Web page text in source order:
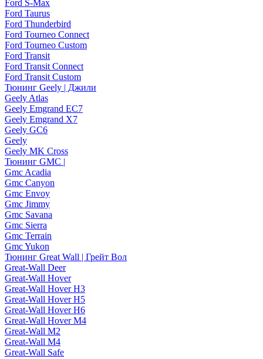
Ford S-Max
Ford Taurus
Ford Thunderbird
Ford Tourneo Connect
Ford Tourneo Custom
Ford Transit
Ford Transit Connect
Ford Transit Custom
Тюнинг Geely | Джили
Geely Atlas
Geely Emgrand EC7
Geely Emgrand X7
Geely GC6
Geely
Geely MK Cross
Тюнинг GMC |
Gmc Acadia
Gmc Canyon
Gmc Envoy
Gmc Jimmy
Gmc Savana
Gmc Sierra
Gmc Terrain
Gmc Yukon
Тюнинг Great Wall | Грейт Вол
Great-Wall Deer
Great-Wall Hover
Great-Wall Hover H3
Great-Wall Hover H5
Great-Wall Hover H6
Great-Wall Hover M4
Great-Wall M2
Great-Wall M4
Great-Wall Safe